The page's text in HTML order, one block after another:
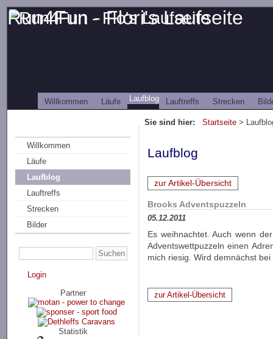
Run4Fun - Flori's Laufseite
Willkommen Läufe Laufblog Lauftreffs Strecken
Sie sind hier:Startseite >
Willkommen
Läufe
Laufblog
Lauftreffs
Strecken
Bilder
Login
Partner
Statistik
Laufblog
zur Artikel-Übersicht
Brooks Adventspuzzeln
05.12.2011
Es weihnachtet. Auch wenn
Adventswettpuzzeln einen
mich riesig. Wird demnächst
zur Artikel-Übersicht